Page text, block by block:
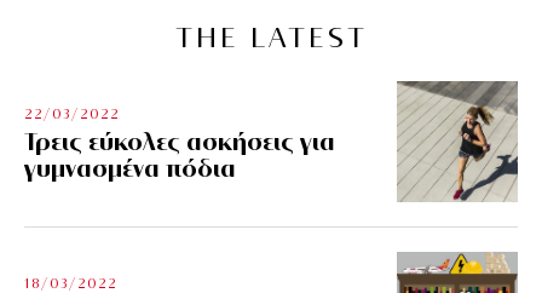
THE LATEST
22/03/2022
Τρεις εύκολες ασκήσεις για
γυμνασμένα πόδια
18/03/2022